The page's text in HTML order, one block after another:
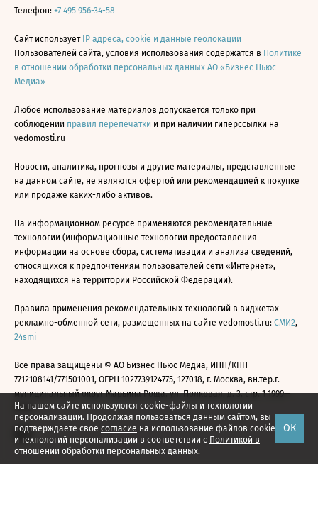
На нашем сайте используются cookie-файлы и технологии
персонализации. Продолжая пользоваться данным сайтом, вы
подтверждаете свое согласие на использование файлов cookie
и технологий персонализации в соответствии с Политикой в
отношении обработки персональных данных.
ОК
Телефон: +7 495 956-34-58
Сайт использует IP адреса, cookie и данные геолокации
Пользователей сайта, условия использования содержатся в Политике
в отношении обработки персональных данных АО «Бизнес Ньюс
Медиа»
Любое использование материалов допускается только при
соблюдении правил перепечатки и при наличии гиперссылки на
vedomosti.ru
Новости, аналитика, прогнозы и другие материалы, представленные
на данном сайте, не являются офертой или рекомендацией к покупке
или продаже каких-либо активов.
На информационном ресурсе применяются рекомендательные
технологии (информационные технологии предоставления
информации на основе сбора, систематизации и анализа сведений,
относящихся к предпочтениям пользователей сети «Интернет»,
находящихся на территории Российской Федерации).
Правила применения рекомендательных технологий в виджетах
рекламно-обменной сети, размещенных на сайте vedomosti.ru: СМИ2,
24smi
Все права защищены © АО Бизнес Ньюс Медиа, ИНН/КПП
7712108141/771501001, ОГРН 1027739124775, 127018, г. Москва, вн.тер.г.
муниципальный округ Марьина Роща, ул. Полковая, д. 3, стр. 1 1999—
2026